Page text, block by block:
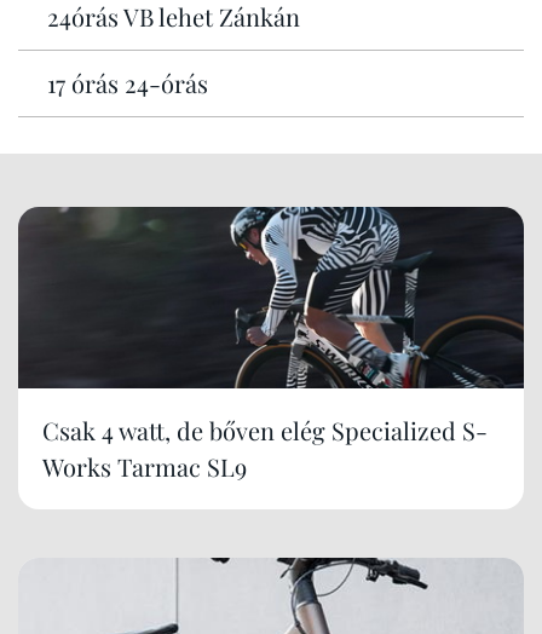
24órás VB lehet Zánkán
17 órás 24-órás
Csak 4 watt, de bőven elég Specialized S-
Works Tarmac SL9